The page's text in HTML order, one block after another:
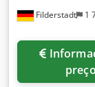
Filderstadt 1